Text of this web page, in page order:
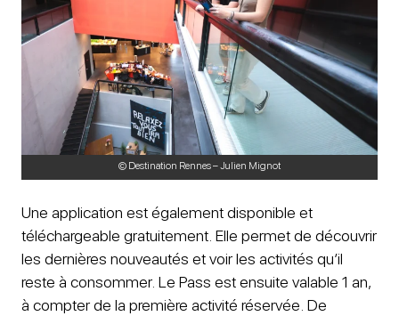
© Destination Rennes – Julien Mignot
Une application est également disponible et
téléchargeable gratuitement. Elle permet de découvrir
les dernières nouveautés et voir les activités qu’il
reste à consommer. Le Pass est ensuite valable 1 an,
à compter de la première activité réservée. De